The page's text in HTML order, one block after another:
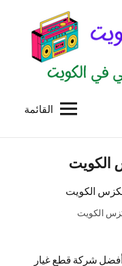
القائمة
الكويت
الكويت
شركة قطع غيار